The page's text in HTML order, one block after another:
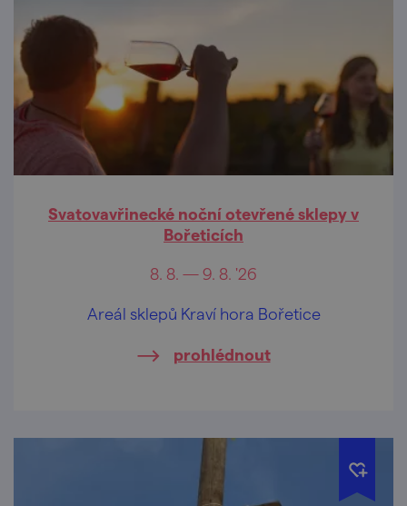
Svatovavřinecké noční otevřené sklepy v
Bořeticích
8. 8. — 9. 8. '26
Areál sklepů Kraví hora Bořetice
prohlédnout